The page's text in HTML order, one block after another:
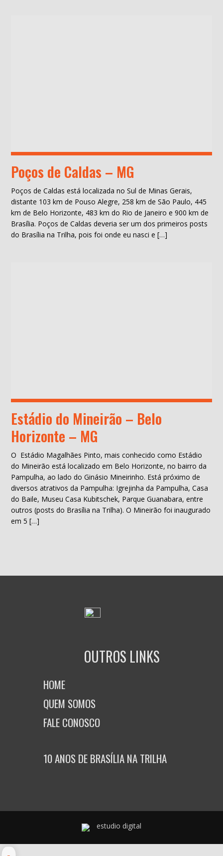
Poços de Caldas – MG
Poços de Caldas está localizada no Sul de Minas Gerais,
distante 103 km de Pouso Alegre, 258 km de São Paulo, 445
km de Belo Horizonte, 483 km do Rio de Janeiro e 900 km de
Brasília. Poços de Caldas deveria ser um dos primeiros posts
do Brasília na Trilha, pois foi onde eu nasci e […]
Estádio do Mineirão – Belo
Horizonte – MG
O Estádio Magalhães Pinto, mais conhecido como Estádio
do Mineirão está localizado em Belo Horizonte, no bairro da
Pampulha, ao lado do Ginásio Mineirinho. Está próximo de
diversos atrativos da Pampulha: Igrejinha da Pampulha, Casa
do Baile, Museu Casa Kubitschek, Parque Guanabara, entre
outros (posts do Brasília na Trilha). O Mineirão foi inaugurado
em 5 […]
OUTROS LINKS
HOME
QUEM SOMOS
FALE CONOSCO
10 ANOS DE BRASÍLIA NA TRILHA
estudio digital